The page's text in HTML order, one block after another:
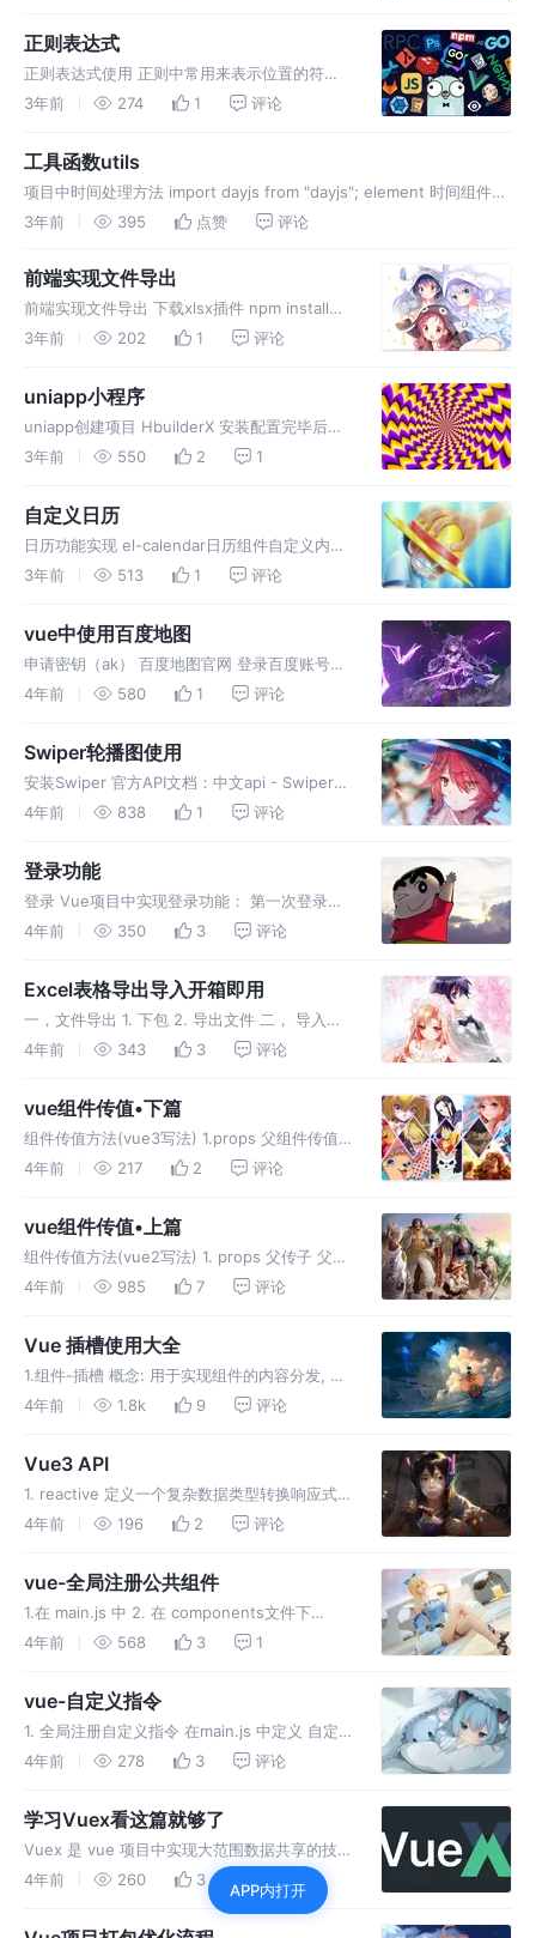
正则表达式
正则表达式使用 正则中常用来表示位置的符号
主要有： ^、$、\b、\B、?=p、(?!p)、(?
\b 单词的边界 \B 非单词的边界 1.
3年前 274 1 评论
工具函数utils
项目中时间处理方法 import dayjs from "dayjs"; element 时间组件处
理 需求: 采购日期 < 有效期 计时器功能
3年前 395 点赞 评论
前端实现文件导出
前端实现文件导出 下载xlsx插件 npm install
xlsx 新建文件json2Excel.js 封装函数 组件使用
3年前 202 1 评论
uniapp小程序
uniapp创建项目 HbuilderX 安装配置完毕后，
我们就可以开始开发了，首先我们需要创建一个
，然后我们选择 uniapp 项目 ，模板选择
3年前 550 2 1
自定义日历
日历功能实现 el-calendar日历组件自定义内容
工具函数处理时间选择 时间选择完向后台发请
3年前 513 1 评论
vue中使用百度地图
申请密钥（ak） 百度地图官网 登录百度账号，
需要实名认证 （企业就用公司百度账号登录）
得到对应的ak 项目使用 安装依赖包 npm i
vue-baidu
4年前 580 1 评论
Swiper轮播图使用
安装Swiper 官方API文档：中文api - Swiper中
文网 导入 组件中使用 轮播图片固定情况 设置
才能发挥作用 swiper-conta
4年前 838 1 评论
登录功能
登录 Vue项目中实现登录功能： 第一次登录的
时候，前端调后端的登陆接口，发送用户名和密
功，就给前端返回一个token 前端拿到token，
将token存储到
4年前 350 3 评论
Excel表格导出导入开箱即用
一，文件导出 1. 下包 2. 导出文件 二， 导入文
件 utils/index.js 封装工具函数 注册公共组件上
components/uploadExcel/index.vue 3.
4年前 343 3 评论
vue组件传值•下篇
组件传值方法(vue3写法) 1.props 父组件传值
给子组件 2.emit 子传父 3. 依赖注入(vue3) 可
组件 inject 4. v-
4年前 217 2 评论
vue组件传值•上篇
组件传值方法(vue2写法) 1. props 父传子 父组
件绑定数据传递,子组件接收(子组件不能直接修
$emit 自定义事件 ,父组件监听事件
4年前 985 7 评论
Vue 插槽使用大全
1.组件-插槽 概念: 用于实现组件的内容分发, 通
过 slot 标签, 可以接收到写在组件标签内的内容
提供组件插槽能力, 允许开发者在封装组件时，
4年前 1.8k 9 评论
Vue3 API
1. reactive 定义一个复杂数据类型转换响应式
2. ref 简单数据类型转换响应式 数组[ ] 3.
toRefs 可以把对象全部属性转换为
4年前 196 2 评论
vue-全局注册公共组件
1.在 main.js 中 2. 在 components文件下
index.js中 3. 注意: 在 components文件下的
组件中使用
4年前 568 3 1
vue-自定义指令
1. 全局注册自定义指令 在main.js 中定义 自定
义指令传参 : 在main.js 中定义 2.局部指令 组件
bind：只调用一次，指令第一次绑
4年前 278 3 评论
学习Vuex看这篇就够了
Vuex 是 vue 项目中实现大范围数据共享的技
术方案 作用: 能方便、高效地实现组件之间的数
4年前 260 3 评论
APP内打开